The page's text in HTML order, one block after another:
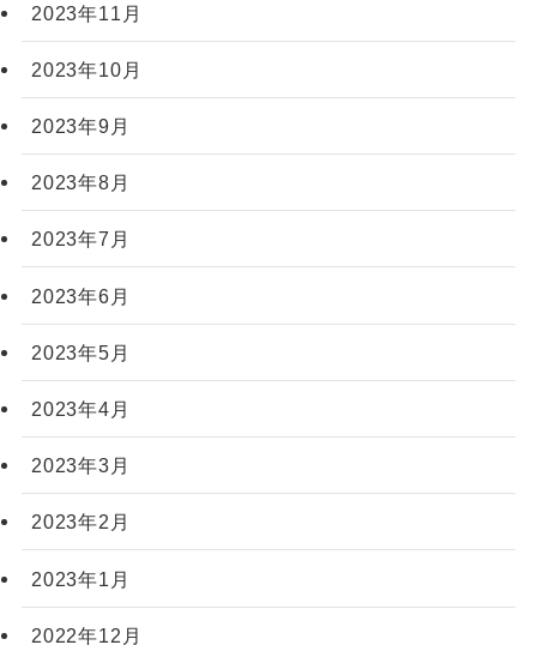
2023年11月
2023年10月
2023年9月
2023年8月
2023年7月
2023年6月
2023年5月
2023年4月
2023年3月
2023年2月
2023年1月
2022年12月